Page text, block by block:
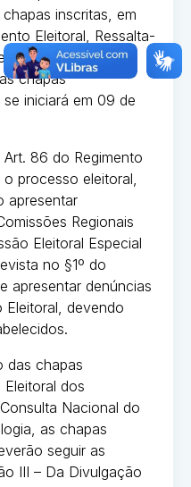
inscritas, em
Eleitoral, Ressalta-
homologação,
chapas
iniciará em 09 de
86 do Regimento
processo eleitoral,
apresentar
Regionais
Eleitoral Especial
no §1º do
apresentar denúncias
devendo
das chapas
dos
Nacional do
as chapas
seguir as
III – Da Divulgação